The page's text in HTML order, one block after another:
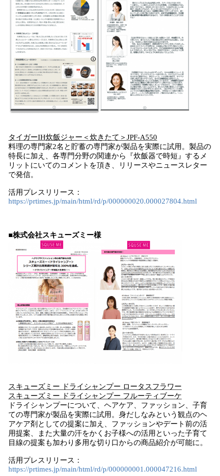
タイガーIH炊飯ジャー＜炊き たて＞ JPF-A550
料理の専門家2名と貯蓄の専門家が製品を実際に試用。製品の
特長に加え、各専門分野の関連から『炊飯器で時短』するメ
リットにいてのコメントを頂き、リリースやニュースレター
で発信。
活用プレスリリース：
https://prtimes.jp/main/html/rd/p/000000020.000027804.html
■株式会社スキューズミー様
スキューズミー ドライシャンプー ロータスフラワー
スキューズミー
ドライシャンプー フルーティブーケ
ドライシャンプーについて、ヘアケア、ファッション、子育
ての専門家が製品を実際に試用。身だしなみという観点のヘ
アケア剤としての提案に加え、ファッションやデート前の活
用提案、また大量の汗をかくお子様への活用といった子育て
目線の提案も加わり多用な切り口からの商品紹介が可能に。
活用プレスリリース：
https://prtimes.jp/main/html/rd/p/000000001.000047216.html